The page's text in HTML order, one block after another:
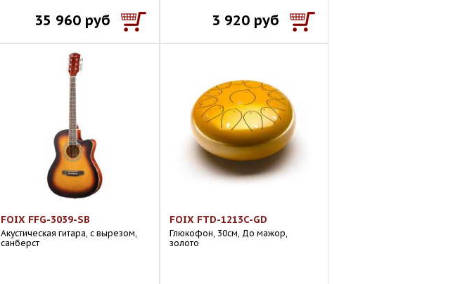
35 960 руб 3 920 руб
FOIX FFG-3039-SB
Акустическая гитара, с вырезом,
санберст
FOIX FTD-1213C-GD
Глюкофон, 30см, До мажор,
золото